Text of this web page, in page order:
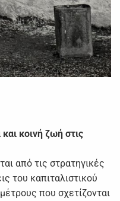
κοινή ζωή στις
από τις στρατηγικές
του καπιταλιστικού
που σχετίζονται